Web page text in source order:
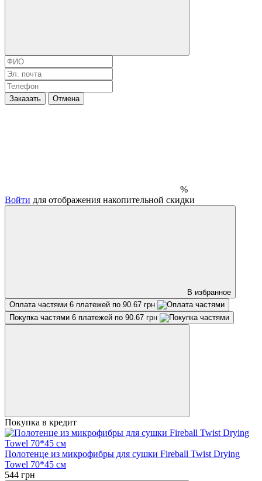
Заказать Отмена
%
Войти для отображения накопительной скидки
В избранное
Оплата частями 6 платежей по 90.67 грн
Покупка частями 6 платежей по 90.67 грн
Покупка в кредит
Полотенце из микрофибры для сушки Fireball Twist Drying
Towel 70*45 см
544 грн